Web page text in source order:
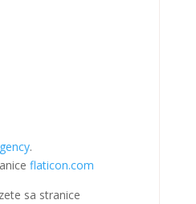
.
flaticon.com
sa stranice